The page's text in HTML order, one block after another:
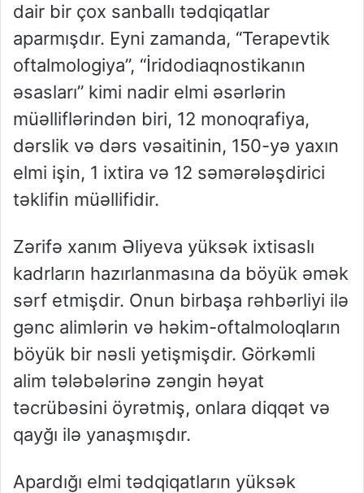
dair bir çox sanballı tədqiqatlar
aparmışdır. Eyni zamanda, “Terapevtik
oftalmologiya”, “İridodiaqnostikanın
əsasları” kimi nadir elmi əsərlərin
müəlliflərindən biri, 12 monoqrafiya,
dərslik və dərs vəsaitinin, 150-yə yaxın
elmi işin, 1 ixtira və 12 səmərələşdirici
təklifin müəllifidir.
Zərifə xanım Əliyeva yüksək ixtisaslı
kadrların hazırlanmasına da böyük əmək
sərf etmişdir. Onun birbaşa rəhbərliyi ilə
gənc alimlərin və həkim-oftalmoloqların
böyük bir nəsli yetişmişdir. Görkəmli
alim tələbələrinə zəngin həyat
təcrübəsini öyrətmiş, onlara diqqət və
qayğı ilə yanaşmışdır.
Apardığı elmi tədqiqatların yüksək